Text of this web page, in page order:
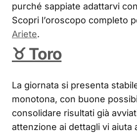
purché sappiate adattarvi
Scopri l’oroscopo completo
Ariete.
♉ Toro
La giornata si presenta
monotona, con buone
consolidare risultati già
attenzione ai dettagli vi aiuta